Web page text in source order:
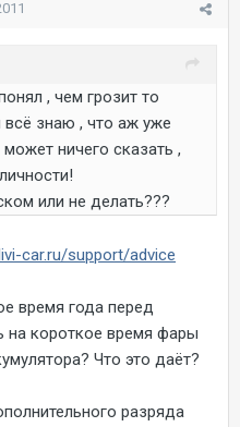
, чем грозит то
всё знаю , что аж уже
ничего сказать ,
или не делать???
car.ru/support/advice
время года перед
на короткое время фары
Что это даёт?
разряда